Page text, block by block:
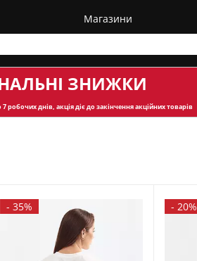
Магазини
ЗНИЖКИ
7 робочих днів, акція діє до закінчення акційних товарів
-35% - 20%